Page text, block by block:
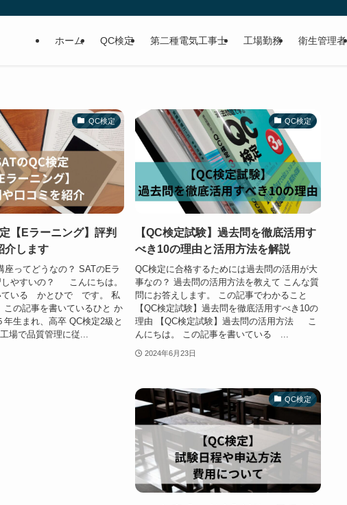
ホーム QC検定 第二種電気工事士 工場勤務 衛生管理者
QC検定
【Eラーニング】評判
介します
座ってどうなの？ SATのEラ
しやすいの？ こんにちは。
ている かとひで です。 私
この記事を書いているひと か
年生まれ、高卒 QC検定2級と
場で品質管理に従...
QC検定
【QC検定試験】過去問を徹底活用す
べき10の理由と活用方法を解説
QC検定に合格するためには過去問の活用が大
事なの？ 過去問の活用方法を教えて こんな質
問にお答えします。 この記事でわかること
【QC検定試験】過去問を徹底活用すべき10の
理由 【QC検定試験】過去問の活用方法 こ
んにちは。 この記事を書いている ...
2024年6月23日
QC検定